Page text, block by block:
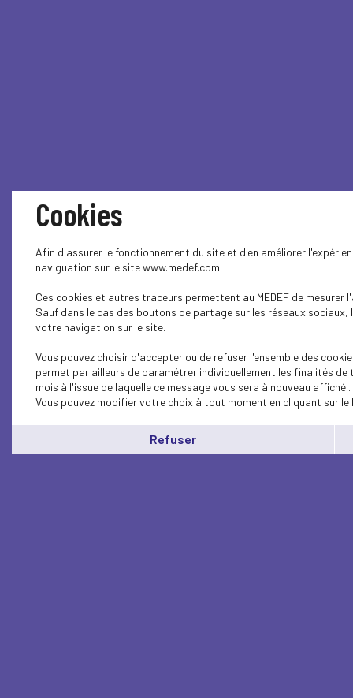
Cookies
Afin d'assurer le fonctionnement du site et d'en améliorer
naviguation sur le site www.medef.com.
Ces cookies et autres traceurs permettent au MEDEF de
Sauf dans le cas des boutons de partage sur les réseaux
votre navigation sur le site.
Vous pouvez choisir d'accepter ou de refuser l'ensemble des
permet par ailleurs de paramétrer individuellement les finalités
mois à l'issue de laquelle ce message vous sera à nouveau affiché..
Vous pouvez modifier votre choix à tout moment en cliquant sur le
Refuser